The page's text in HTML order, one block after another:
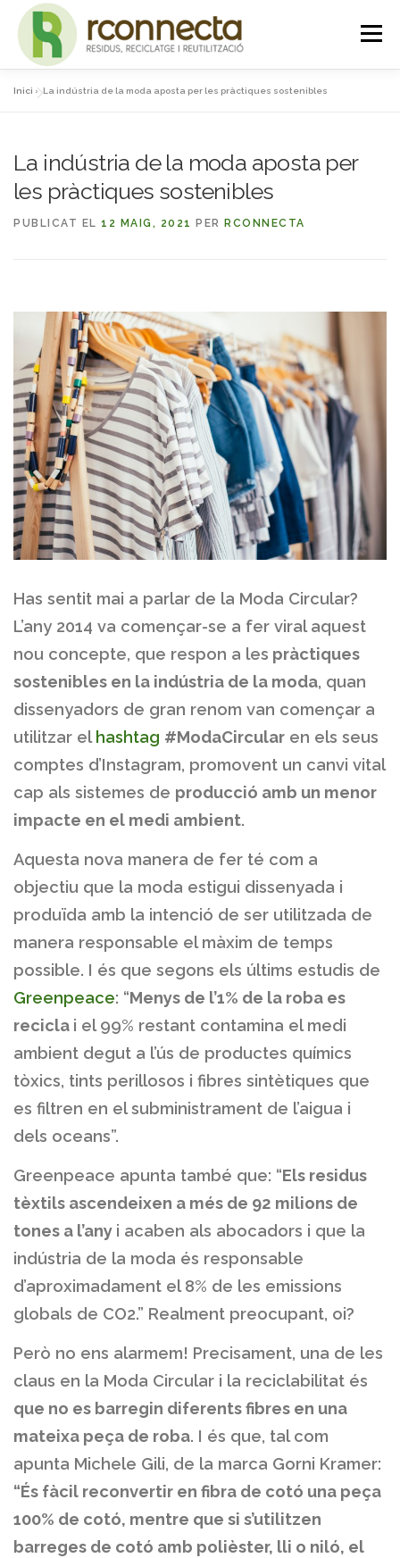
Vés
contingut
Menú
INICI
CONTACTE PLATAFORMA
Inici »La indústria de la moda aposta per les pràctiques sostenibles
La indústria de la moda aposta per
les pràctiques sostenibles
PUBLICAT EL 12 MAIG, 2021 PER RCONNECTA
Has sentit mai a parlar de la Moda Circular?
L’any 2014 va començar-se a fer viral aquest
nou concepte, que respon a les pràctiques
sostenibles en la indústria de la moda, quan
dissenyadors de gran renom van començar a
utilitzar el hashtag #ModaCircular en els seus
comptes d’Instagram, promovent un canvi vital
cap als sistemes de producció amb un menor
impacte en el medi ambient.
Aquesta nova manera de fer té com a
objectiu que la moda estigui dissenyada i
produïda amb la intenció de ser utilitzada de
manera responsable el màxim de temps
possible. I és que segons els últims estudis de
Greenpeace: “Menys de l’1% de la roba es
recicla i el 99% restant contamina el medi
ambient degut a l’ús de productes químics
tòxics, tints perillosos i fibres sintètiques que
es filtren en el subministrament de l’aigua i
dels oceans”.
Greenpeace apunta també que: “Els residus
tèxtils ascendeixen a més de 92 milions de
tones a l’any i acaben als abocadors i que la
indústria de la moda és responsable
d’aproximadament el 8% de les emissions
globals de CO2.” Realment preocupant, oi?
Però no ens alarmem! Precisament, una de les
claus en la Moda Circular i la reciclabilitat és
que no es barregin diferents fibres en una
mateixa peça de roba. I és que, tal com
apunta Michele Gili, de la marca Gorni Kramer:
“És fàcil reconvertir en fibra de cotó una peça
100% de cotó, mentre que si s’utilitzen
barreges de cotó amb polièster, lli o niló, el